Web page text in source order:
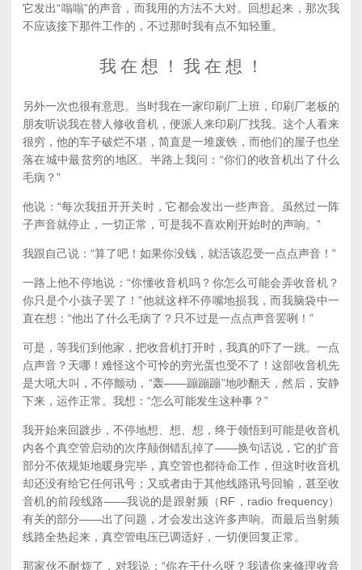
它发出“嗡嗡”的声音，而我用的方法不大对。回想起来，那次我
不应该接下那件工作的，不过那时我有点不知轻重。
我 在 想 ！ 我 在 想 ！
另外一次也很有意思。当时我在一家印刷厂上班，印刷厂老板的
朋友听说我在替人修收音机，便派人来印刷厂找我。这个人看来
很穷，他的车子破烂不堪，简直是一堆废铁，而他们的屋子也坐
落在城中最贫穷的地区。半路上我问：“你们的收音机出了什么
毛病？”
他说：“每次我扭开开关时，它都会发出一些声音。虽然过一阵
子声音就停止，一切正常，可是我不喜欢刚开始时的声响。”
我跟自己说：“算了吧！如果你没钱，就活该忍受一点点声音！”
一路上他不停地说：“你懂收音机吗？你怎么可能会弄收音机？
你只是个小孩子罢了！”他就这样不停嘴地损我，而我脑袋中一
直在想：“他出了什么毛病了？只不过是一点点声音罢咧！”
可是，等我们到他家，把收音机打开时，我真的吓了一跳。一点
点声音？天哪！难怪这个可怜的穷光蛋也受不了！这部收音机先
是大吼大叫，不停颤动，“轰——蹦蹦蹦”地吵翻天，然后，安静
下来，运作正常。我想：“怎么可能发生这种事？”
我开始来回踱步，不停地想、想、想，终于领悟到可能是收音机
内各个真空管启动的次序颠倒错乱掉了——换句话说，它的扩音
部分不依规矩地暖身完毕，真空管也都待命工作，但这时收音机
却还没有给它任何讯号；又或者由于其他线路讯号回输，甚至收
音机的前段线路——我说的是跟射频（RF，radio frequency）
有关的部分——出了问题，才会发出这许多声响。而最后当射频
线路全热起来，真空管电压已调适好，一切便回复正常。
那家伙不耐烦了，对我说：“你在干什么呀？我请你来修理收音